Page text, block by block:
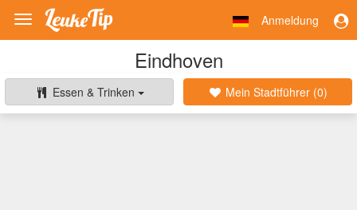
Toggle
navigation
Anmeldung
Eindhoven
Essen & Trinken Mein Stadtführer (0)